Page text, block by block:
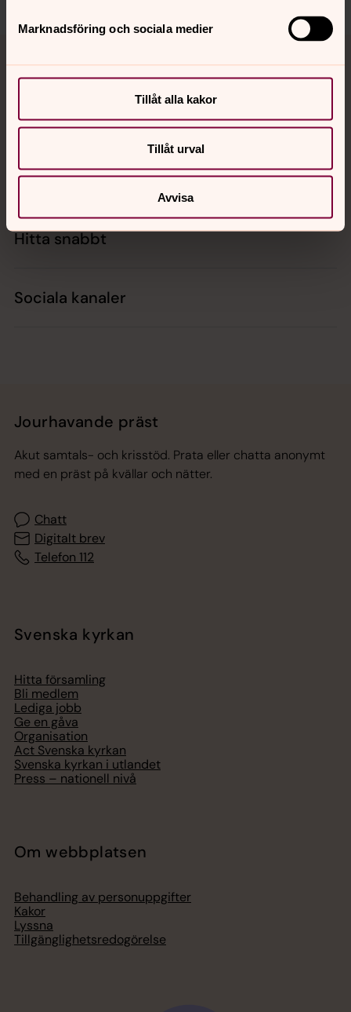
Marknadsföring och sociala medier
Tillåt alla kakor
Tillåt urval
Avvisa
Tillbaka till toppen
Tillbaka till innehållet
Kontakt
Kalender
Hitta snabbt
Sociala kanaler
Jourhavande präst
Akut samtals- och krisstöd. Prata eller chatta anonymt
med en präst på kvällar och nätter.
Chatt
Digitalt brev
Telefon 112
Svenska kyrkan
Hitta församling
Bli medlem
Lediga jobb
Ge en gåva
Organisation
Act Svenska kyrkan
Svenska kyrkan i utlandet
Press – nationell nivå
Om webbplatsen
Behandling av personuppgifter
Kakor
Lyssna
Tillgänglighetsredogörelse